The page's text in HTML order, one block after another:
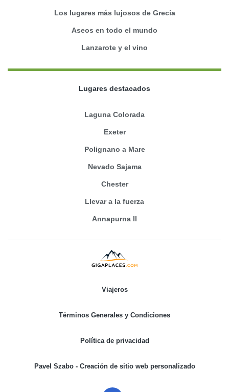
Los lugares más lujosos de Grecia
Aseos en todo el mundo
Lanzarote y el vino
Lugares destacados
Laguna Colorada
Exeter
Polignano a Mare
Nevado Sajama
Chester
Llevar a la fuerza
Annapurna II
Viajeros
Términos Generales y Condiciones
Política de privacidad
Pavel Szabo - Creación de sitio web personalizado